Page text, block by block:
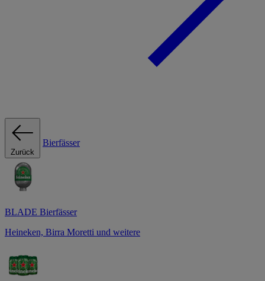
Zurück
Bierfässer
BLADE Bierfässer
Heineken, Birra Moretti und weitere